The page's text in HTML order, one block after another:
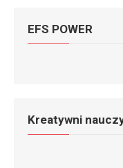
EFS POWER
Kreatywni